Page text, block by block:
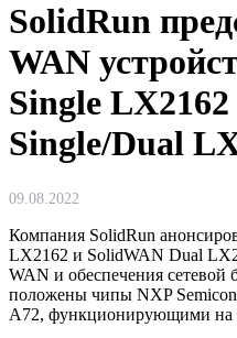
SolidRun
WAN
Single
Single/Dual
09.08.2022
Компания SolidRun
LX2162 и SolidWAN Dual
WAN и обеспечения сетевой
положены чипы NXP
A72, функционирующими на